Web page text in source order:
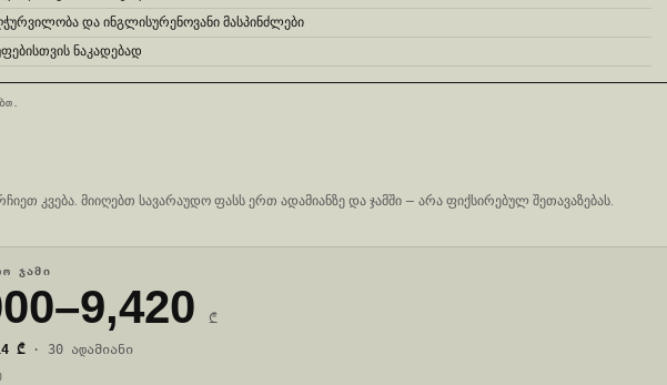
და ინგლისურენოვანი მასპინძლები
ნაკადებად
კვება. მიიღებთ სავარაუდო ფასს ერთ ადამიანზე და ჯამში — არა ფიქსირებულ შეთავაზებას.
ᲯᲐᲛᲘ
–9,420 ₾
₾· 30 ადამიანი